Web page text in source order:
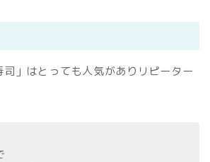
」はとっても人気がありリピーター